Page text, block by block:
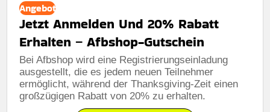
Angebot
Jetzt Anmelden Und 20% Rabatt
Erhalten – Afbshop-Gutschein
Bei Afbshop wird eine Registrierungseinladung
ausgestellt, die es jedem neuen Teilnehmer
ermöglicht, während der Thanksgiving-Zeit einen
großzügigen Rabatt von 20% zu erhalten.